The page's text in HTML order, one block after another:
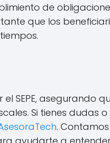
de
que los
SEPE, asegurando
Si tienes dudas o
.